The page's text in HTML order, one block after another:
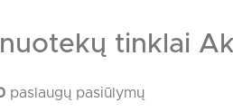
tinklai
paslaugų pasiūlymų